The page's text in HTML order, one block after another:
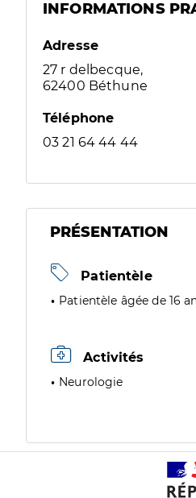
INFORMATIONS
Adresse
27 r delbecque,
62400 Béthune
Téléphone
03 21 64 44 44
PRÉSENTATION
Patientèle
Patientèle âgée de 16
Activités
Neurologie